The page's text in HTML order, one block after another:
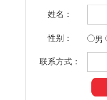
姓名：
性别： 男
联系方式：